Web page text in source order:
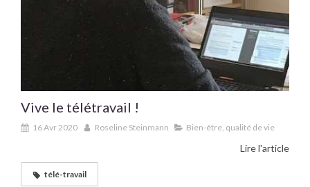
Vive le télétravail !
16 Avr 2020 Roseline Steinmann Bien-être, qualité de vie
Lire l'article
télé-travail